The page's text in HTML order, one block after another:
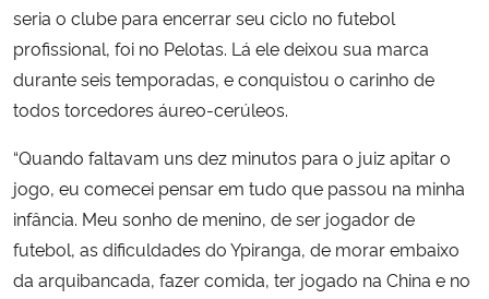
seria o clube para encerrar seu ciclo no futebol
profissional, foi no Pelotas. Lá ele deixou sua marca
durante seis temporadas, e conquistou o carinho de
todos torcedores áureo-cerúleos.
“Quando faltavam uns dez minutos para o juiz apitar o
jogo, eu comecei pensar em tudo que passou na minha
infância. Meu sonho de menino, de ser jogador de
futebol, as dificuldades do Ypiranga, de morar embaixo
da arquibancada, fazer comida, ter jogado na China e no